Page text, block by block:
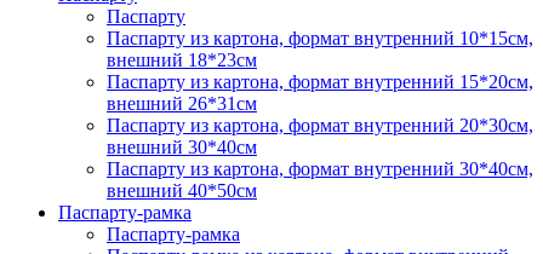
Паспарту
Паспарту из картона, формат внутренний 10*15см,
внешний 18*23см
Паспарту из картона, формат внутренний 15*20см,
внешний 26*31см
Паспарту из картона, формат внутренний 20*30см,
внешний 30*40см
Паспарту из картона, формат внутренний 30*40см,
внешний 40*50см
Паспарту-рамка
Паспарту-рамка